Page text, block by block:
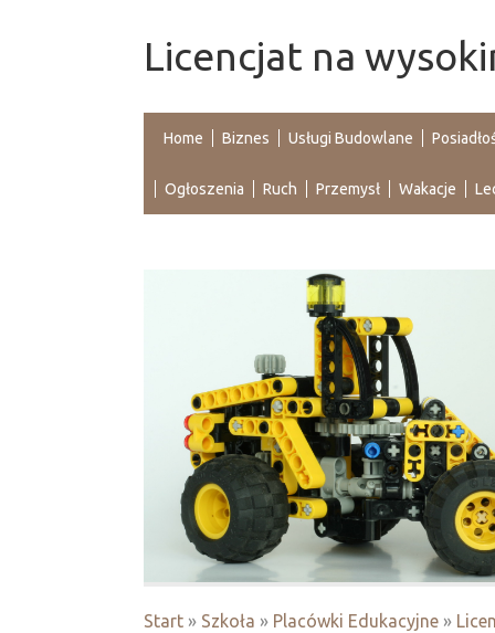
Licencjat na
Home Biznes Usługi Budowlane
Ogłoszenia Ruch Przemysł Wakacje
Start » Szkoła » Placówki Edukacyjne »